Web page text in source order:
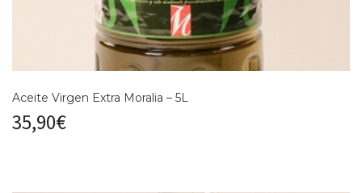
Aceite Virgen Extra Moralia – 5L
35,90€